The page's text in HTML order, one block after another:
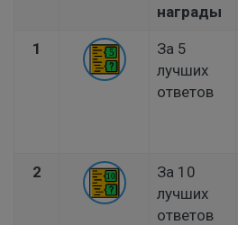
награды
1
За 5
лучших
ответов
2
За 10
лучших
ответов